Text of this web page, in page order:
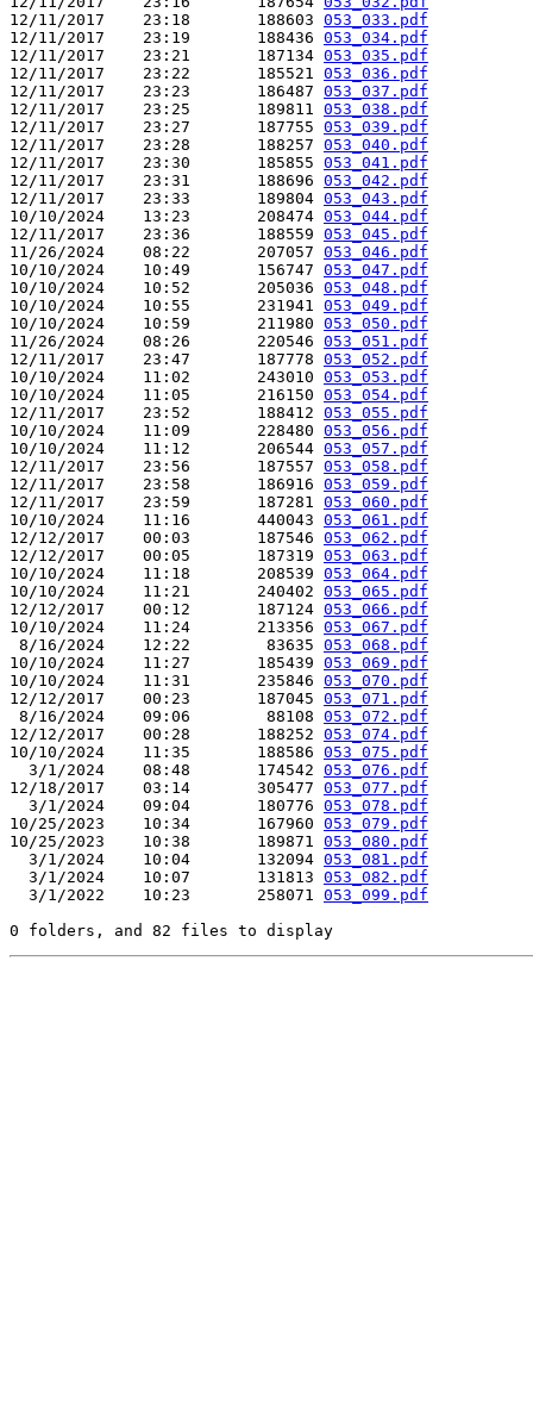
12/11/2017    23:18       188603 053_033.pdf
12/11/2017    23:19       188436 053_034.pdf
12/11/2017    23:21       187134 053_035.pdf
12/11/2017    23:22       185521 053_036.pdf
12/11/2017    23:23       186487 053_037.pdf
12/11/2017    23:25       189811 053_038.pdf
12/11/2017    23:27       187755 053_039.pdf
12/11/2017    23:28       188257 053_040.pdf
12/11/2017    23:30       185855 053_041.pdf
12/11/2017    23:31       188696 053_042.pdf
12/11/2017    23:33       189804 053_043.pdf
10/10/2024    13:23       208474 053_044.pdf
12/11/2017    23:36       188559 053_045.pdf
11/26/2024    08:22       207057 053_046.pdf
10/10/2024    10:49       156747 053_047.pdf
10/10/2024    10:52       205036 053_048.pdf
10/10/2024    10:55       231941 053_049.pdf
10/10/2024    10:59       211980 053_050.pdf
11/26/2024    08:26       220546 053_051.pdf
12/11/2017    23:47       187778 053_052.pdf
10/10/2024    11:02       243010 053_053.pdf
10/10/2024    11:05       216150 053_054.pdf
12/11/2017    23:52       188412 053_055.pdf
10/10/2024    11:09       228480 053_056.pdf
10/10/2024    11:12       206544 053_057.pdf
12/11/2017    23:56       187557 053_058.pdf
12/11/2017    23:58       186916 053_059.pdf
12/11/2017    23:59       187281 053_060.pdf
10/10/2024    11:16       440043 053_061.pdf
12/12/2017    00:03       187546 053_062.pdf
12/12/2017    00:05       187319 053_063.pdf
10/10/2024    11:18       208539 053_064.pdf
10/10/2024    11:21       240402 053_065.pdf
12/12/2017    00:12       187124 053_066.pdf
10/10/2024    11:24       213356 053_067.pdf
8/16/2024    12:22        83635 053_068.pdf
10/10/2024    11:27       185439 053_069.pdf
10/10/2024    11:31       235846 053_070.pdf
12/12/2017    00:23       187045 053_071.pdf
8/16/2024    09:06        88108 053_072.pdf
12/12/2017    00:28       188252 053_074.pdf
10/10/2024    11:35       188586 053_075.pdf
3/1/2024    08:48       174542 053_076.pdf
12/18/2017    03:14       305477 053_077.pdf
3/1/2024    09:04       180776 053_078.pdf
10/25/2023    10:34       167960 053_079.pdf
10/25/2023    10:38       189871 053_080.pdf
3/1/2024    10:04       132094 053_081.pdf
3/1/2024    10:07       131813 053_082.pdf
3/1/2022    10:23       258071 053_099.pdf
0 folders, and 82 files to display